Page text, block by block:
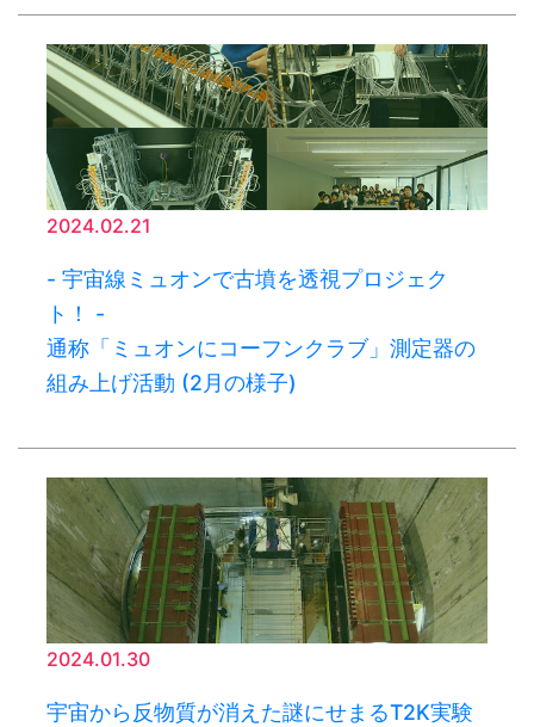
2024.02.21
- 宇宙線ミュオンで古墳を透視プロジェク
ト！ -
通称「ミュオンにコーフンクラブ」測定器の
組み上げ活動 (2月の様子)
2024.01.30
宇宙から反物質が消えた謎にせまるT2K実験